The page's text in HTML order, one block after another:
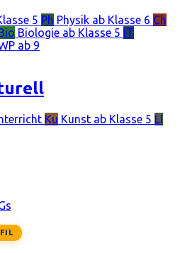
5 Ph Physik ab Klasse 6 Ch
Biologie ab Klasse 5 IT
ab 9
Ku Kunst ab Klasse 5 LI